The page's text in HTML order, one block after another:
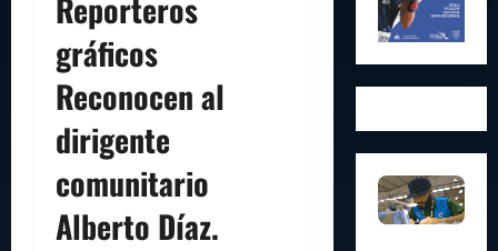
Reporteros
gráficos
Reconocen al
dirigente
comunitario
Alberto Díaz.